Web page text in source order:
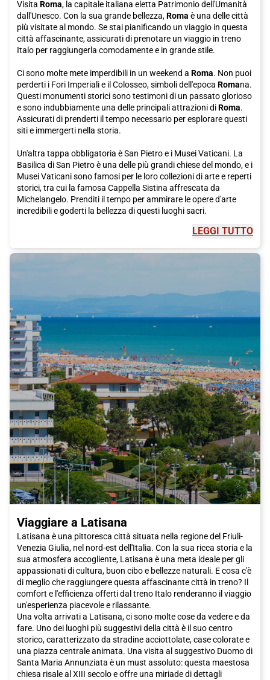
Visita Roma, la capitale italiana eletta Patrimonio dell'Umanità
dall'Unesco. Con la sua grande bellezza,Roma è una delle città
più visitate al mondo. Se stai pianificando un viaggio in questa
città affascinante, assicurati di prenotare un viaggio in treno
Italo per raggiungerla comodamente e in grande stile.
Ci sono molte mete imperdibili in un weekend a Roma. Non puoi
perderti i Fori Imperiali e il Colosseo, simboli dell'epoca Romana.
Questi monumenti storici sono testimoni di un passato glorioso
e sono indubbiamente una delle principali attrazioni diRoma.
Assicurati di prenderti il tempo necessario per esplorare questi
siti e immergerti nella storia.
Un'altra tappa obbligatoria è San Pietro e i Musei Vaticani. La
Basilica di San Pietro è una delle più grandi chiese del mondo, e i
Musei Vaticani sono famosi per le loro collezioni di arte e reperti
storici, tra cui la famosa Cappella Sistina affrescata da
Michelangelo. Prenditi il tempo per ammirare le opere d'arte
incredibili e goderti la bellezza di questi luoghi sacri.
Il Pantheon è un altro sito imperdibile. Questo antico tempio
turistiche più famose di
Per un po' di fortuna, assicurati di visitare la Fontana di Trevi,
che è stata restaurata grazie agli investimenti della storica
maison italiana di moda Fendi. Fai un desiderio e lancia una
moneta nella fontana, secondo la tradizione locale. È
un'esperienza indimenticabile da fare durante il tuo soggiorno a
Roma.
Se vuoi goderti una vista mozzafiato sulla città, sali al
Gianicolo. Da qui potrai ammirare i tetti diRomae ammirare il
panorama spettacolare. È il posto perfetto per una passeggiata
tranquilla o una breve sosta panoramica.
La città eterna offre anche molte possibilità di shopping.
Intorno a Piazza di Spagna, troverai alcune delle vie più
esclusive al mondo, come via Condotti e via del Babuino, dove
potrai fare acquisti di lusso di alta moda italiana. Queste strade
sono punteggiate da negozi di marca famosi, come Armani,
Dolce e Gabbana e Prada. In alternativa, puoi esplorare Via del
Corso, che è un vero e proprio centro commerciale a cielo
La scena culinaria romana è rinomata in tutto il mondo. Mentre
sei a
Roma , assicurati di assaggiare piatti tipici come la cacio e
pepe o l'amatriciana, che ti faranno scoprire i sapori autentici
della cucina laziale. Per provare autentica cucina ebraica, puoi
visitare il Ghetto. I quartieri del Pigneto e San Lorenzo offrono
una vasta scelta di ristoranti trendy e trattorie economiche.
Inoltre, la nuova zona tra Garbatella e Ostiense offre una
varietà di opzioni, dal vino dei Castelli al buon sushi giapponese.
La capitale ospita inoltre grandi eventi durante tutto l'anno. Se
vuoi essere presente all'apertura del Giubileo straordinario della
misericordia, voluto da Papa Francesco l'8 dicembre, dovresti
sicuramente prenotare un viaggio in treno Italo per raggiungere
LEGGI TUTTO
Viaggiare a Latisana
Latisana è una pittoresca città situata nella regione del Friuli-
Venezia Giulia, nel nord-est dell'Italia. Con la sua ricca storia e la
sua atmosfera accogliente, Latisana è una meta ideale per gli
appassionati di cultura, buon cibo e bellezze naturali. E cosa c'è
di meglio che raggiungere questa affascinante città in treno? Il
comfort e l'efficienza offerti dal treno Italo renderanno il viaggio
un'esperienza piacevole e rilassante.
Una volta arrivati a Latisana, ci sono molte cose da vedere e da
fare. Uno dei luoghi più suggestivi della città è il suo centro
storico, caratterizzato da stradine acciottolate, case colorate e
una piazza centrale animata. Una visita al suggestivo Duomo di
Santa Maria Annunziata è un must assoluto: questa maestosa
chiesa risale al XIII secolo e offre una miriade di dettagli